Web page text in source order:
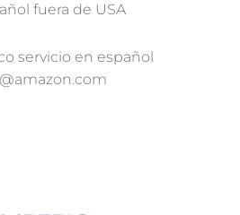
fuera de USA
servicio en español